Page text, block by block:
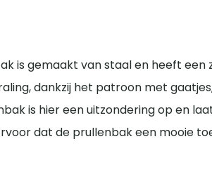
is gemaakt van staal en heeft
dankzij het patroon met
is hier een uitzondering op en
dat de prullenbak een mooie